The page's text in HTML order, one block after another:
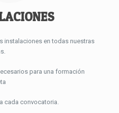
instalaciones en todas nuestras
para una formación
cada convocatoria.